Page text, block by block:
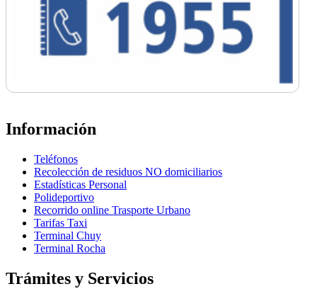
Información
Teléfonos
Recolección de residuos NO domiciliarios
Estadísticas Personal
Polideportivo
Recorrido online Trasporte Urbano
Tarifas Taxi
Terminal Chuy
Terminal Rocha
Trámites y Servicios